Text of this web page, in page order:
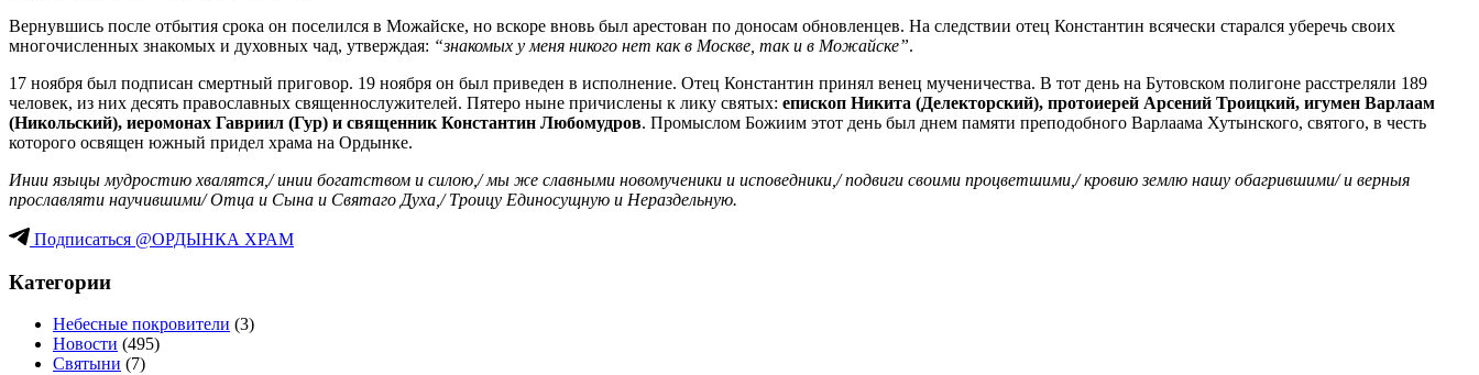
Вернувшись после отбытия срока он поселился в Можайске, но вскоре вновь был арестован по доносам обновленцев. На следствии отец Константин всячески старался уберечь своих
многочисленных знакомых и духовных чад, утверждая: “знакомых у меня никого нет как в Москве, так и в Можайске”.
17 ноября был подписан смертный приговор. 19 ноября он был приведен в исполнение. Отец Константин принял венец мученичества. В тот день на Бутовском полигоне расстреляли 189
человек, из них десять православных священнослужителей. Пятеро ныне причислены к лику святых: епископ Никита (Делекторский), протоиерей Арсений Троицкий, игумен Варлаам
(Никольский), иеромонах Гавриил (Гур) и священник Константин Любомудров. Промыслом Божиим этот день был днем памяти преподобного Варлаама Хутынского, святого, в честь
которого освящен южный придел храма на Ордынке.
Инии языцы мудростию хвалятся,/ инии богатством и силою,/ мы же славными новомученики и исповедники,/ подвиги своими процветшими,/ кровию землю нашу обагрившими/ и верныя
прославляти научившими/ Отца и Сына и Святаго Духа,/ Троицу Единосущную и Нераздельную.
Подписаться @ОРДЫНКА ХРАМ
Категории
Небесные покровители (3)
Новости (495)
Святыни (7)